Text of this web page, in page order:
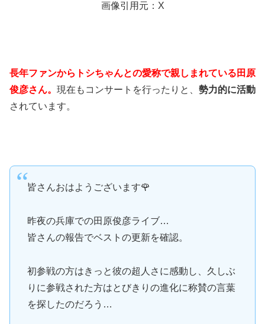
画像引用元：X
長年ファンからトシちゃんとの愛称で親しまれている田原
俊彦さん。 現在もコンサートを行ったりと、 勢力的に活動
されています。
皆さんおはようございます🌹
昨夜の兵庫での田原俊彦ライブ…
皆さんの報告でベストの更新を確認。
初参戦の方はきっと彼の超人さに感動し、久しぶ
りに参戦された方はとびきりの進化に称賛の言葉
を探したのだろう…